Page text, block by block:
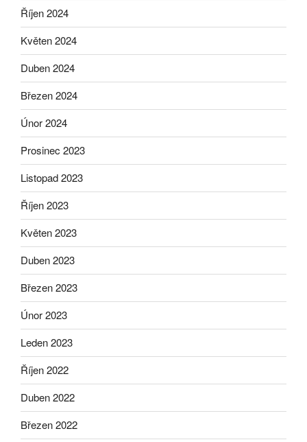
Říjen 2024
Květen 2024
Duben 2024
Březen 2024
Únor 2024
Prosinec 2023
Listopad 2023
Říjen 2023
Květen 2023
Duben 2023
Březen 2023
Únor 2023
Leden 2023
Říjen 2022
Duben 2022
Březen 2022